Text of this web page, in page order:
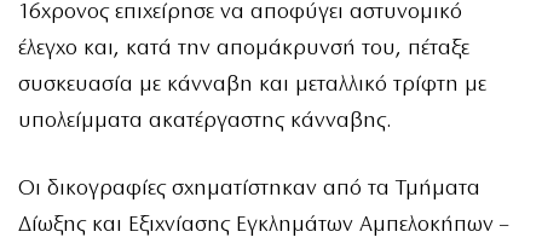
16χρονος επιχείρησε να αποφύγει αστυνομικό
έλεγχο και, κατά την απομάκρυνσή του, πέταξε
συσκευασία με κάνναβη και μεταλλικό τρίφτη με
υπολείμματα ακατέργαστης κάνναβης.
Οι δικογραφίες σχηματίστηκαν από τα Τμήματα
Δίωξης και Εξιχνίασης Εγκλημάτων Αμπελοκήπων –